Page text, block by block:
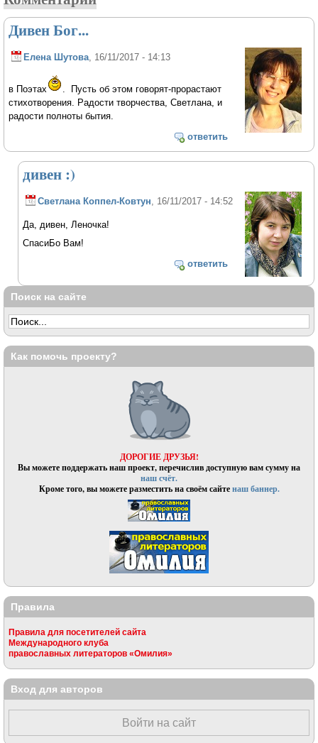
Дивен Бог...
Елена Шутова, 16/11/2017 - 14:13
в Поэтах
. Пусть об этом говорят-прорастают
стихотворения. Радости творчества, Светлана, и
радости полноты бытия.
ответить
дивен :)
Светлана Коппел-Ковтун , 16/11/2017 - 14:52
Да, дивен, Леночка!
СпасиБо Вам!
ответить
Поиск на сайте
Как помочь проекту?
ДОРОГИЕ ДРУЗЬЯ!
Вы можете поддержать наш проект, перечислив доступную вам сумму на
наш счёт.
Кроме того, вы можете разместить на своём сайтенаш баннер.
Правила
Правила для посетителей сайта
Международного клуба
православных литераторов «Омилия»
Вход для авторов
Войти на сайт